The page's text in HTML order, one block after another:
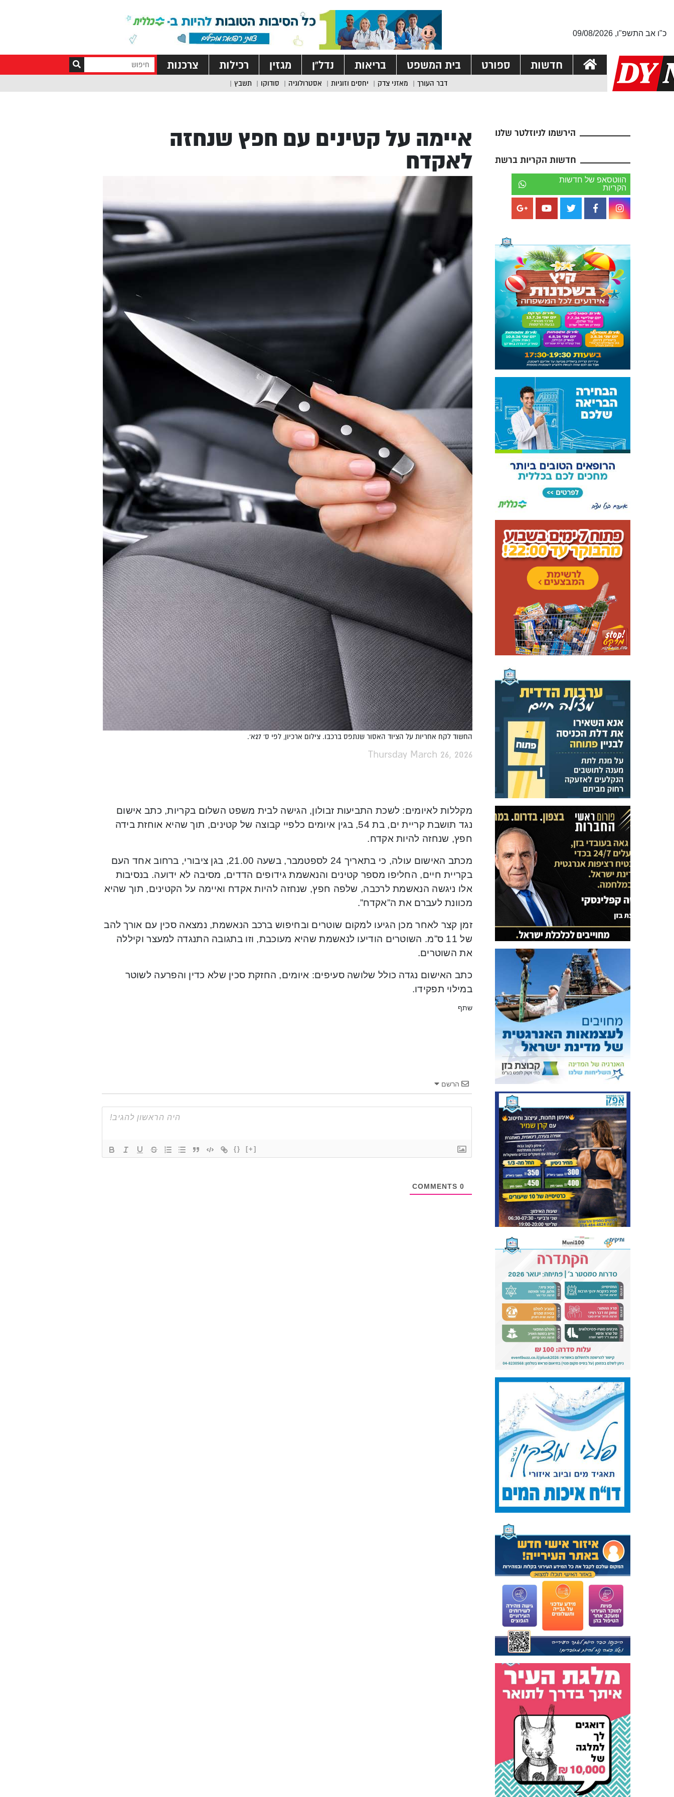
כ"ו אב התשפ"ו, 09/08/2026
חדשות ספורט בית המשפט בריאות נדל”ן מגזין רכילות צרכנות
דבר העורך מאזני צדק יחסים וזוגיות אסטרולוגיה סודוקו תשבץ
הירשמו לניוזלטר שלנו
חדשות הקריות ברשת
הווטסאפ של חדשות
הקריות
איימה על קטינים עם חפץ שנחזה
לאקדח
החשוד לקח אחריות על הציוד האסור שנתפס ברכבו. צילום ארכיון, לפי ס' 27א'.
Thursday March 26, 2026
מקללות לאיומים: לשכת התביעות זבולון, הגישה לבית משפט השלום בקריות, כתב אישום
נגד תושבת קריית ים, בת 54, בגין איומים כלפיי קבוצה של קטינים, תוך שהיא אוחזת בידה
חפץ, שנחזה להיות אקדח.
מכתב האישום עולה, כי בתאריך 24 לספטמבר, בשעה 21.00, בגן ציבורי, ברחוב אחד העם
בקריית חיים, החליפו מספר קטינים והנאשמת גידופים הדדים, מסיבה לא ידועה. בנסיבות
אלו ניגשה הנאשמת לרכבה, שלפה חפץ, שנחזה להיות אקדח ואיימה על הקטינים, תוך שהיא
מכוונת לעברם את ה”אקדח”.
זמן קצר לאחר מכן הגיעו למקום שוטרים ובחיפוש ברכב הנאשמת, נמצאה סכין עם אורך להב
של 11 ס”מ. השוטרים הודיעו לנאשמת שהיא מעוכבת, וזו בתגובה התנגדה למעצר וקיללה
את השוטרים.
כתב האישום נגדה כולל שלושה סעיפים: איומים, החזקת סכין שלא כדין והפרעה לשוטר
במילוי תפקידו.
שתף
הרשם
{} [+]
0